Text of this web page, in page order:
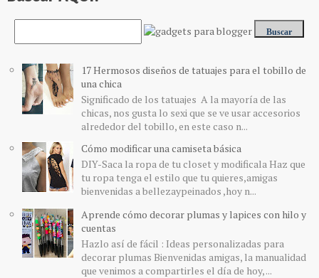
17 Hermosos diseños de tatuajes para el tobillo de
una chica
Significado de los tatuajes A la mayoría de las
chicas, nos gusta lo sexi que se ve usar accesorios
alrededor del tobillo, en este caso n...
Cómo modificar una camiseta básica
DIY-Saca la ropa de tu closet y modificala Haz que
tu ropa tenga el estilo que tu quieres,amigas
bienvenidas a bellezaypeinados ,hoy n...
Aprende cómo decorar plumas y lapices con hilo y
cuentas
Hazlo así de fácil : Ideas personalizadas para
decorar plumas Bienvenidas amigas, la manualidad
que venimos a compartirles el día de hoy, ...